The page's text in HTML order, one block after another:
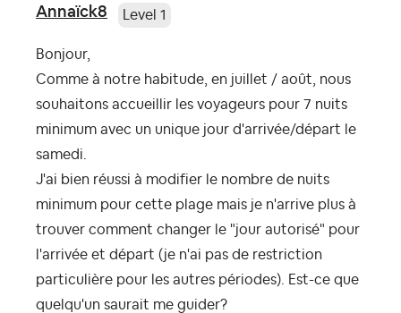
Annaïck8 Level 1
Bonjour,
Comme à notre habitude, en juillet / août, nous
souhaitons accueillir les voyageurs pour 7 nuits
minimum avec un unique jour d'arrivée/départ le
samedi.
J'ai bien réussi à modifier le nombre de nuits
minimum pour cette plage mais je n'arrive plus à
trouver comment changer le "jour autorisé" pour
l'arrivée et départ (je n'ai pas de restriction
particulière pour les autres périodes). Est-ce que
quelqu'un saurait me guider?